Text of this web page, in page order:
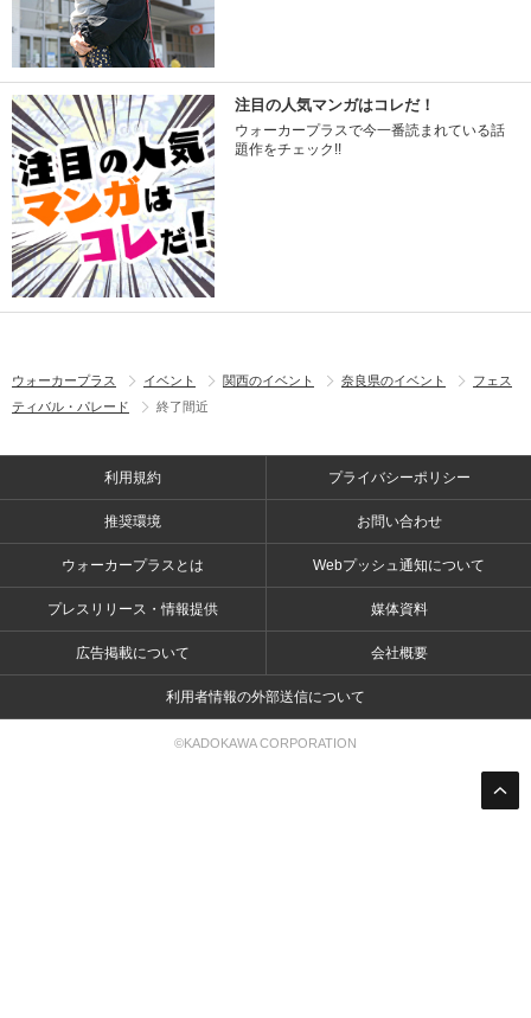
注目の人気マンガはコレだ！
ウォーカープラスで今一番読まれている話
題作をチェック!!
ウォーカープラス イベント 関西のイベント 奈良県のイベント
フェス
ティバル・パレード
終了間近
利用規約 プライバシーポリシー
推奨環境 お問い合わせ
ウォーカープラスとは Webプッシュ通知について
プレスリリース・情報提供 媒体資料
広告掲載について 会社概要
利用者情報の外部送信について
©KADOKAWA CORPORATION